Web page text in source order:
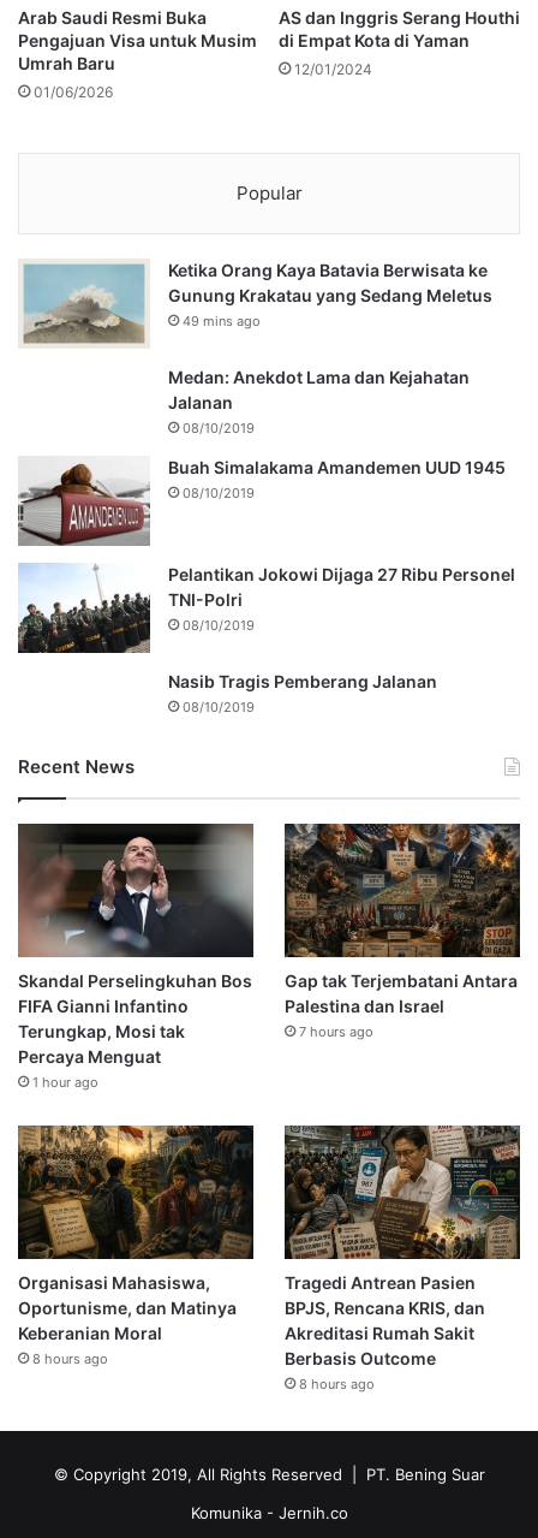
Arab Saudi Resmi Buka
Pengajuan Visa untuk Musim
Umrah Baru
01/06/2026
AS dan Inggris Serang Houthi
di Empat Kota di Yaman
12/01/2024
Popular
Ketika Orang Kaya Batavia Berwisata ke
Gunung Krakatau yang Sedang Meletus
49 mins ago
Medan: Anekdot Lama dan Kejahatan
Jalanan
08/10/2019
Buah Simalakama Amandemen UUD 1945
08/10/2019
Pelantikan Jokowi Dijaga 27 Ribu Personel
TNI-Polri
08/10/2019
Nasib Tragis Pemberang Jalanan
08/10/2019
Recent News
Skandal Perselingkuhan Bos
FIFA Gianni Infantino
Terungkap, Mosi tak
Percaya Menguat
1 hour ago
Gap tak Terjembatani Antara
Palestina dan Israel
7 hours ago
Organisasi Mahasiswa,
Oportunisme, dan Matinya
Keberanian Moral
8 hours ago
Tragedi Antrean Pasien
BPJS, Rencana KRIS, dan
Akreditasi Rumah Sakit
Berbasis Outcome
8 hours ago
© Copyright 2019, All Rights Reserved | PT. Bening Suar
Komunika - Jernih.co